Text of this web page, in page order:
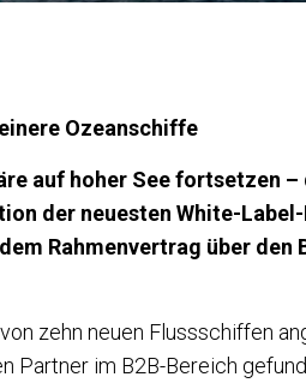
Ozeanschiffe
auf hoher See fortsetzen
der neuesten White-
Rahmenvertrag über den
zehn neuen Flussschiffen
Partner im B2B-Bereich